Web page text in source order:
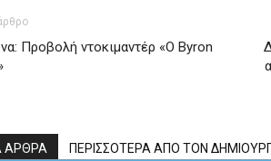
Προβολή ντοκιμαντέρ «Ο Byron
ΑΡΘΡΑ ΠΕΡΙΣΣΟΤΕΡΑ ΑΠΟ ΤΟΝ